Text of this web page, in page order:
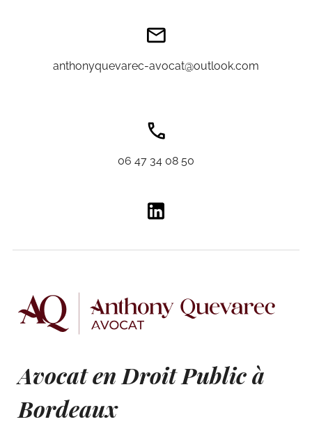
anthonyquevarec-avocat@outlook.com
06 47 34 08 50
Avocat en Droit Public à
Bordeaux